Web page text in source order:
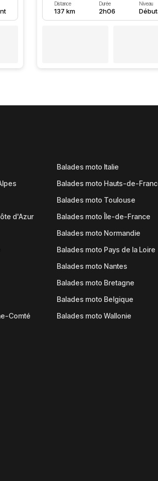
Distance
137 km
Durée
2h06
Niveau
d'Azur
Comté
Balades moto Italie
Balades moto Hauts-de-
Balades moto Toulouse
Balades moto Île-de-France
Balades moto Normandie
Balades moto Pays de la Loire
Balades moto Nantes
Balades moto Bretagne
Balades moto Belgique
Balades moto Wallonie